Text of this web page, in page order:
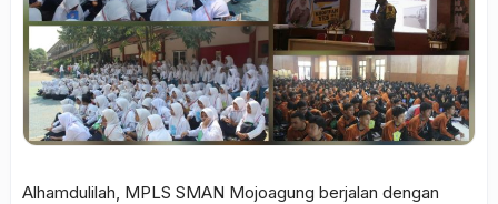
Alhamdulilah, MPLS SMAN Mojoagung berjalan dengan